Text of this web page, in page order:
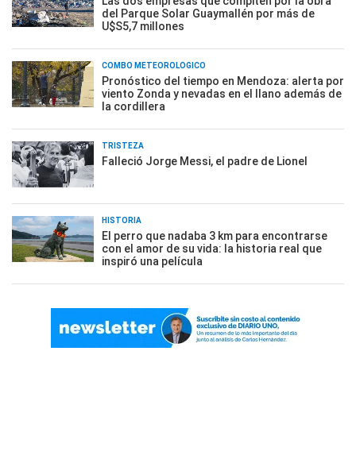
del Parque Solar Guaymallén por más de
U$S5,7 millones
COMBO METEOROLÓGICO
Pronóstico del tiempo en Mendoza: alerta por
viento Zonda y nevadas en el llano además de
la cordillera
TRISTEZA
Falleció Jorge Messi, el padre de Lionel
HISTORIA
El perro que nadaba 3 km para encontrarse
con el amor de su vida: la historia real que
inspiró una película